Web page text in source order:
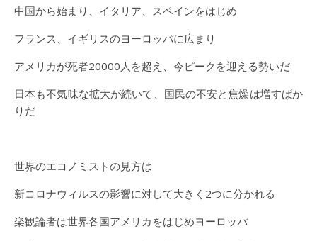
中国から始まり、イタリア、スペインをはじめ
フランス、イギリスのヨーロッパに広まり
アメリカが死者20000人を超え、今ピークを迎える勢いだ
日本も不気味な拡大が続いて、国民の不安と焦燥は増すばか
りだ
世界のエコノミストの見方は
新コロナウィルスの影響に対して大きく2つに分かれる
楽観論者は世界各国アメリカをはじめヨーロッパ